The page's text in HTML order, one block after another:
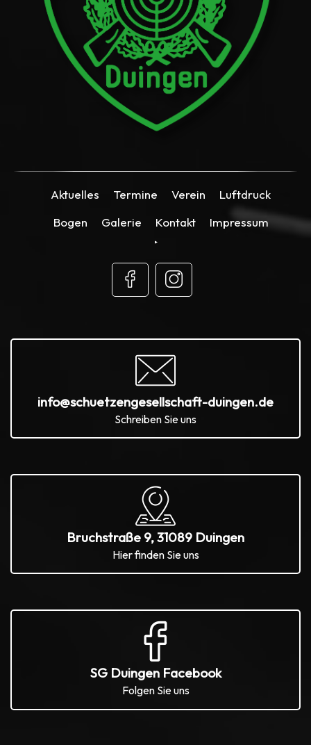
Aktuelles Termine Verein
Luftdruck
Bogen
Galerie Kontakt Impressum
info@schuetzengesellschaft-duingen.de
Schreiben Sie uns
Bruchstraße 9, 31089 Duingen
Hier finden Sie uns
SG Duingen Facebook
Folgen Sie uns